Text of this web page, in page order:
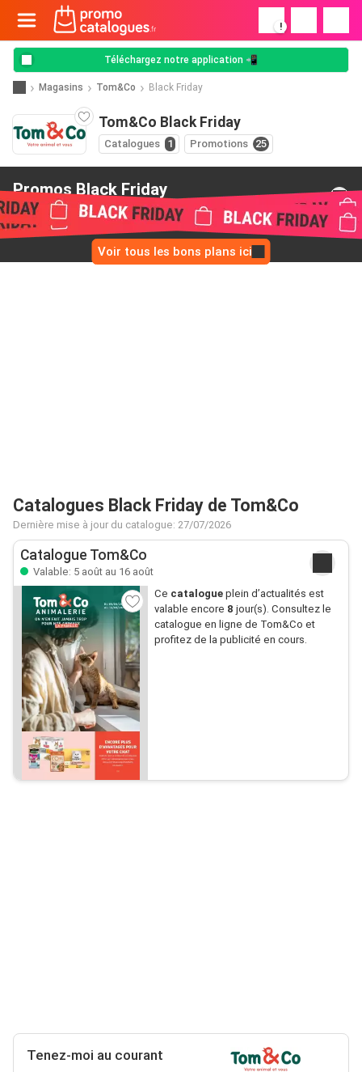
!
Téléchargez notre application 📲
Magasins Tom&Co Black Friday
Tom&Co Black Friday
Catalogues 1 Promotions 25
Promos Black Friday
de Tom&Co
Voir tous les bons plans ici
Catalogues Black Friday de Tom&Co
Dernière mise à jour du catalogue: 27/07/2026
Catalogue Tom&Co
Valable: 5 août au 16 août
Ce catalogueplein d’actualités est
valable encore 8 jour(s). Consultez le
catalogue en ligne de Tom&Co et
profitez de la publicité en cours.
Tenez-moi au courant